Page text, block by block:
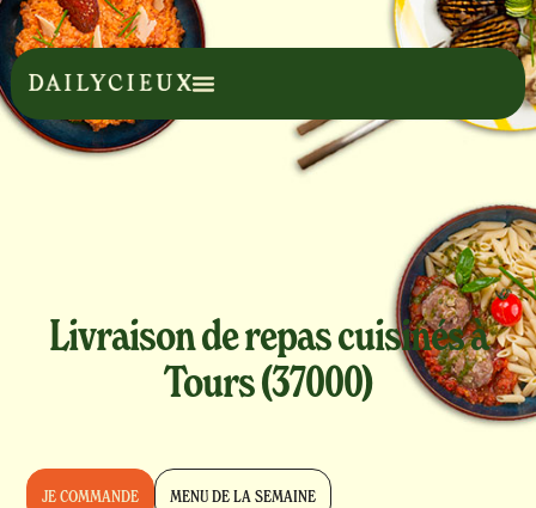
Livraison de repas cuisinés à
Tours (37000)
JE COMMANDE MENU DE LA SEMAINE